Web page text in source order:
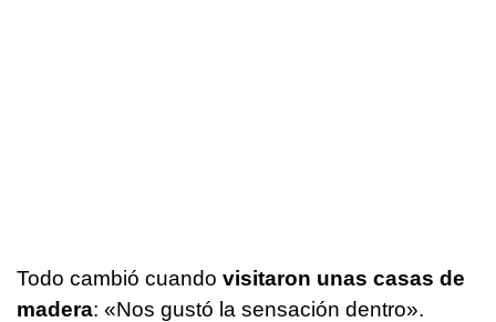
Todo cambió cuando visitaron unas casas de
madera: «Nos gustó la sensación dentro».